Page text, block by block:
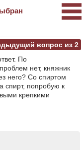
вопрос из 2
По
нет, княжник
него? Со спиртом
спирт, попробую к
крепкими